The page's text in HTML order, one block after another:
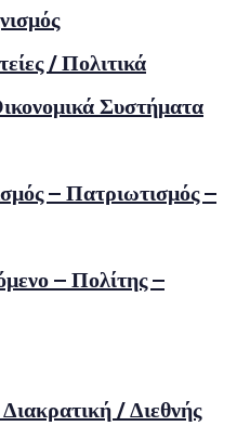
/ Πολιτικά
Συστήματα
– Πατριωτισμός –
– Πολίτης –
/ Διεθνής